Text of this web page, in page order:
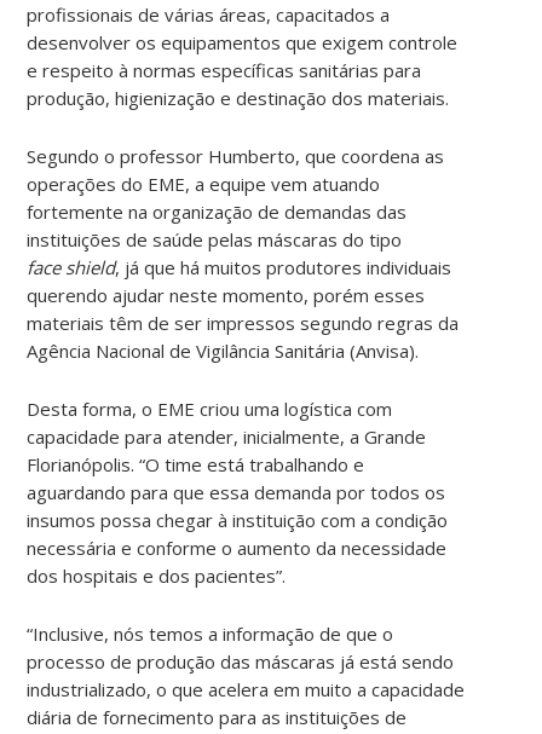
profissionais de várias áreas, capacitados a
desenvolver os equipamentos que exigem controle
e respeito à normas específicas sanitárias para
produção, higienização e destinação dos materiais.
Segundo o professor Humberto, que coordena as
operações do EME, a equipe vem atuando
fortemente na organização de demandas das
instituições de saúde pelas máscaras do tipo
face shield, já que há muitos produtores individuais
querendo ajudar neste momento, porém esses
materiais têm de ser impressos segundo regras da
Agência Nacional de Vigilância Sanitária (Anvisa).
Desta forma, o EME criou uma logística com
capacidade para atender, inicialmente, a Grande
Florianópolis. “O time está trabalhando e
aguardando para que essa demanda por todos os
insumos possa chegar à instituição com a condição
necessária e conforme o aumento da necessidade
dos hospitais e dos pacientes”.
“Inclusive, nós temos a informação de que o
processo de produção das máscaras já está sendo
industrializado, o que acelera em muito a capacidade
diária de fornecimento para as instituições de